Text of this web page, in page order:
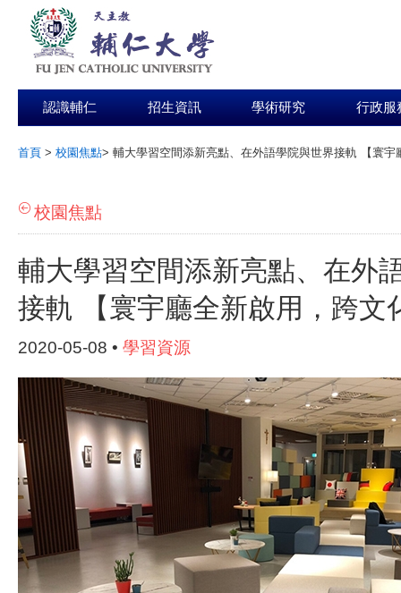
認識輔仁 招生資訊 學術研究 行政服
首頁 > 校園焦點> 輔大學習空間添新亮點、在外語學院與世界接軌 【寰
校園焦點
輔大學習空間添新亮點、在外
接軌 【寰宇廳全新啟用，跨文
2020-05-08 • 學習資源